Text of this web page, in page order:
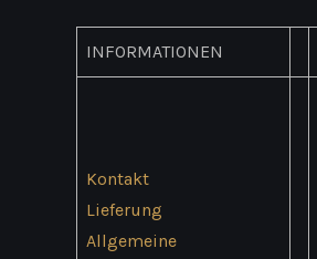
INFORMATIONEN
Kontakt
Lieferung
Allgemeine